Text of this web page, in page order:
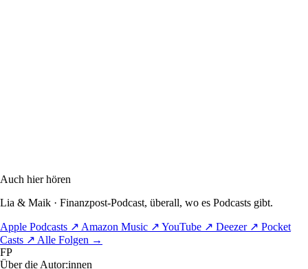
Auch hier hören
Lia & Maik · Finanzpost-Podcast, überall, wo es Podcasts gibt.
Apple Podcasts ↗ Amazon Music ↗ YouTube ↗ Deezer ↗ Pocket
Casts ↗ Alle Folgen →
FP
Über die Autor:innen